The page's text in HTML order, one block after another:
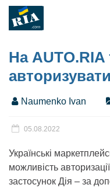
На
Naumenko Ivan
05.08.2022
Українські
можливість
застосунок Дія – за